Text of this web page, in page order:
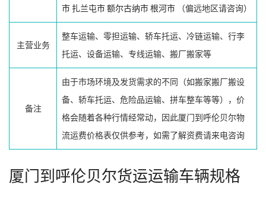
市 扎兰屯市额尔古纳市根河市 （偏远地区请咨询）
主营业务
整车运输、零担运输、轿车托运、冷链运输、行李
托运、设备运输、专线运输、搬厂搬家等
备注
由于市场环境及发货需求的不同（如搬家搬厂搬设
备、轿车托运、危险品运输、拼车整车等等），价
格会随着各种行情经常动，因此厦门到呼伦贝尔物
流运费价格表仅供参考，如需了解资费请来电咨询
厦门到呼伦贝尔货运运输车辆规格